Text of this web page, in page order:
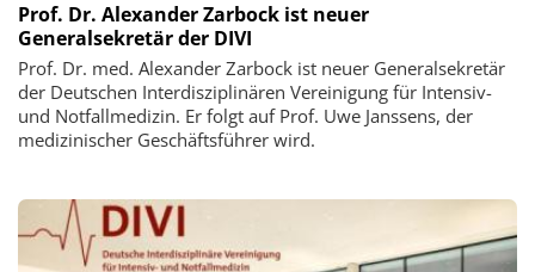
Prof. Dr. Alexander Zarbock ist neuer
Generalsekretär der DIVI
Prof. Dr. med. Alexander Zarbock ist neuer Generalsekretär
der Deutschen Interdisziplinären Vereinigung für Intensiv-
und Notfallmedizin. Er folgt auf Prof. Uwe Janssens, der
medizinischer Geschäftsführer wird.